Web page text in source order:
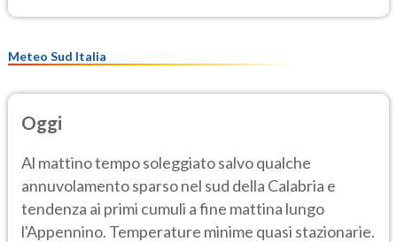
Meteo Sud Italia
Oggi
Al mattino tempo soleggiato salvo qualche
annuvolamento sparso nel sud della Calabria e
tendenza ai primi cumuli a fine mattina lungo
l'Appennino. Temperature minime quasi stazionarie.